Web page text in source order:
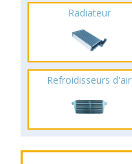
Radiateur
Refroidisseurs d'air